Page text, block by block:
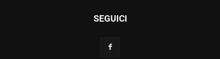
SEGUICI